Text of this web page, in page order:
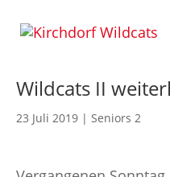
Wildcats II
23 Juli 2019 | Seniors 2